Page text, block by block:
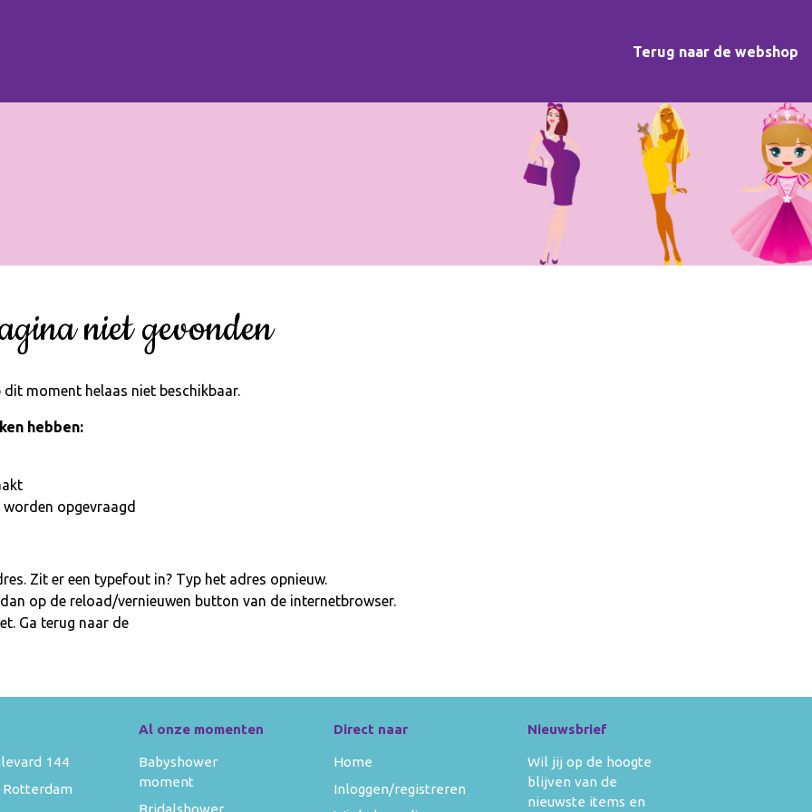
Terug naar de webshop
niet gevonden
moment helaas niet beschikbaar.
hebben:
opgevraagd
Zit er een typefout in? Typ het adres opnieuw.
op de reload/vernieuwen button van de internetbrowser.
Ga terug naar de
144
Al onze momenten
Babyshower
moment
Bridalshower
Direct naar
Home
Inloggen/registreren
Nieuwsbrief
Wil jij op de hoogte
blijven van de
nieuwste items en